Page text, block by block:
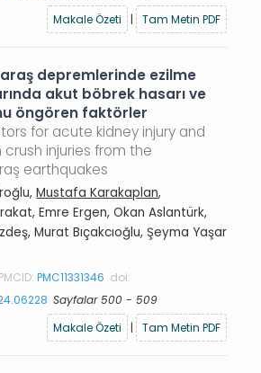
Makale Özeti
| Tam Metin PDF
depremlerinde ezilme
akut böbrek hasarı ve
öngören faktörler
for acute kidney injury and
injuries from the
earthquakes
Mustafa Karakaplan,
Emre Ergen, Okan Aslantürk,
Murat Bıçakcıoğlu, Şeyma Yaşar
PMCID:PMC11331346 doi:
Sayfalar 500 - 509
Makale Özeti
| Tam Metin PDF